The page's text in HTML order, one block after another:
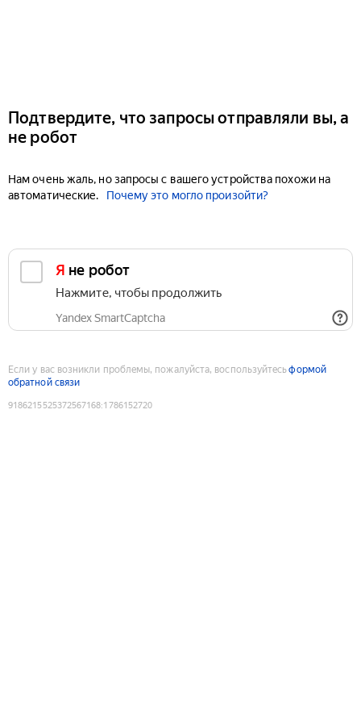
Подтвердите, что запросы отправляли вы, а
не робот
Нам очень жаль, но запросы с вашего устройства похожи на
автоматические.
Почему это могло произойти?
Я не робот
Нажмите, чтобы продолжить
Yandex SmartCaptcha
Если у вас возникли проблемы, пожалуйста, воспользуйтесьформой
обратной связи
9186215525372567168:1786152720